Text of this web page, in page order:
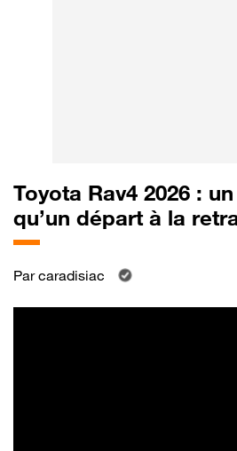
Toyota Rav4 2026 :
qu’un départ à la
Parcaradisiac